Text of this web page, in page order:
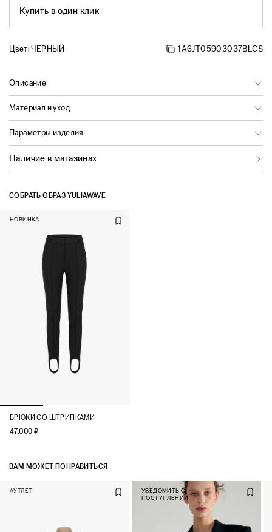
Купить в один клик
Цвет:ЧЕРНЫЙ 1A6JT05903037BLCS
Описание
Материал и уход
Параметры изделия
Наличие в магазинах
СОБРАТЬ ОБРАЗ YULIAWAVE
НОВИНКА
БРЮКИ СО ШТРИПКАМИ
47.000 ₽
ВАМ МОЖЕТ ПОНРАВИТЬСЯ
АУТЛЕТ
УВЕДОМИТЬ О
ПОСТУПЛЕНИИ